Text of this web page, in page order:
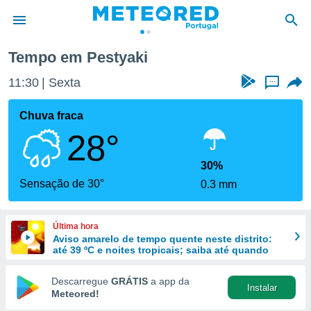
da
foi
fornecidas
a este
das
e
forma
digital
Tempo em Pestyaki
11:30 Sexta ...
Chuva fraca
28°
Sensação de 30°
30%
0.3 mm
Última hora
Aviso amarelo de tempo quente neste distrito:
até 39 ºC e noites tropicais; saiba até quando
Descarregue GRÁTIS a app da
Meteored!
Instalar